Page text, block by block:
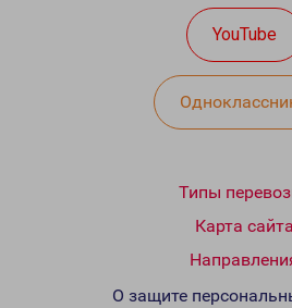
YouTube
Типы
Карта сайта
О защите